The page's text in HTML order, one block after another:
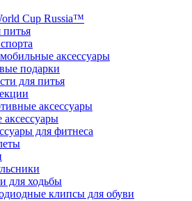
Cup Russia™
питья
аксессуары
подарки
для питья
аксессуары
для фитнеса
для ходьбы
клипсы для обуви